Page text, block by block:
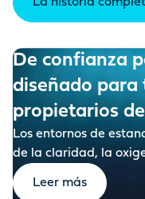
La historia
De confianza
diseñado para
Los entornos de
de la claridad, la
Leer más